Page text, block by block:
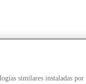
similares instaladas por